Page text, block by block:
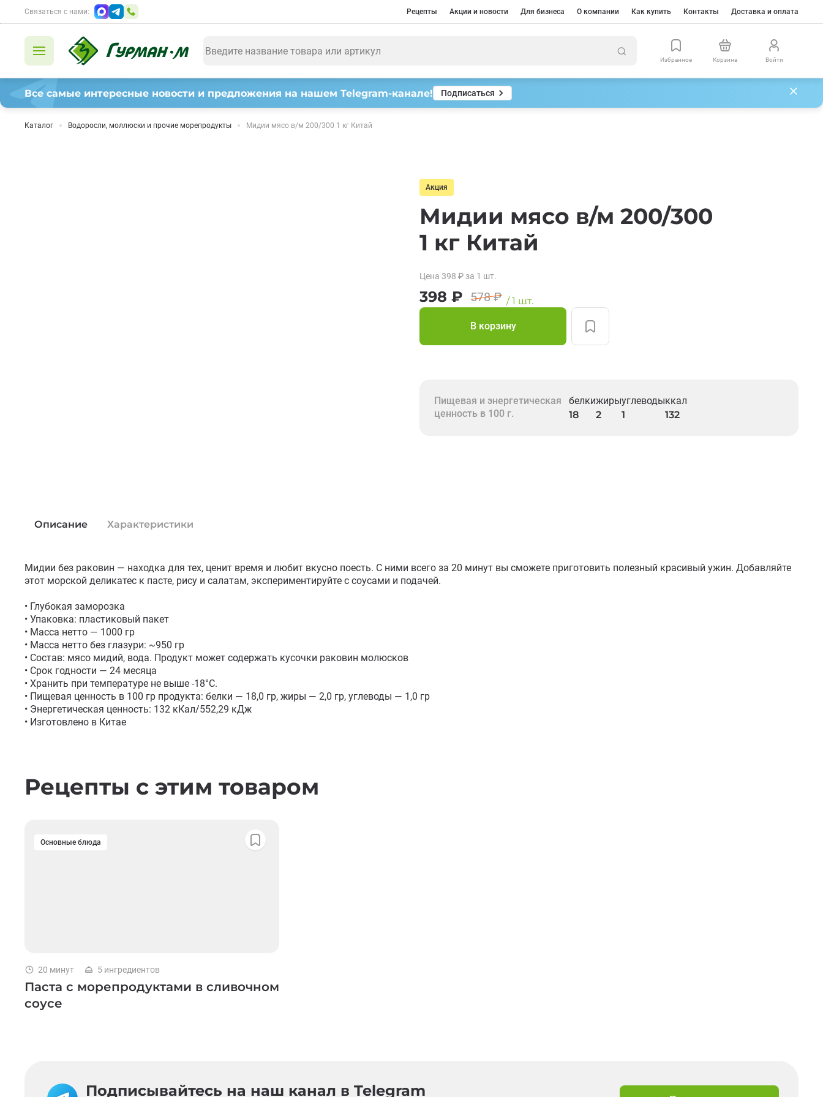
Связаться с нами: Рецепты Акции и новости Для бизнеса О компании Как купить Контакты Доставка и оплата
Избранное Корзина Войти
Все самые интересные новости и предложения на нашем Telegram-канале! Подписаться
Каталог Водоросли, моллюски и прочие морепродукты Мидии мясо в/м 200/300 1 кг Китай
Акция
Мидии мясо в/м 200/300
1 кг Китай
Цена 398 ₽ за 1 шт.
398 ₽ 578₽ /1 шт.
В корзину
Пищевая и энергетическая
ценность в 100 г.
белки
18
жиры
2
углеводы
1
ккал
132
Описание Характеристики
Мидии без раковин — находка для тех, ценит время и любит вкусно поесть. С ними всего за 20 минут вы сможете приготовить полезный красивый ужин. Добавляйте
этот морской деликатес к пасте, рису и салатам, экспериментируйте с соусами и подачей.
• Глубокая заморозка
• Упаковка: пластиковый пакет
• Масса нетто — 1000 гр
• Масса нетто без глазури: ~950 гр
• Состав: мясо мидий, вода. Продукт может содержать кусочки раковин молюсков
• Срок годности — 24 месяца
• Хранить при температуре не выше -18°С.
• Пищевая ценность в 100 гр продукта: белки — 18,0 гр, жиры — 2,0 гр, углеводы — 1,0 гр
• Энергетическая ценность: 132 кКал/552,29 кДж
• Изготовлено в Китае
Рецепты с этим товаром
20 минут 5 ингредиентов
Паста с морепродуктами в сливочном
соусе
Основные блюда
Подписывайтесь на наш канал в Telegram